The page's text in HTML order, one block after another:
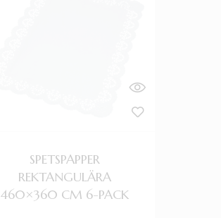
SPETSPAPPER
REKTANGULÄRA
460×360 CM 6-PACK